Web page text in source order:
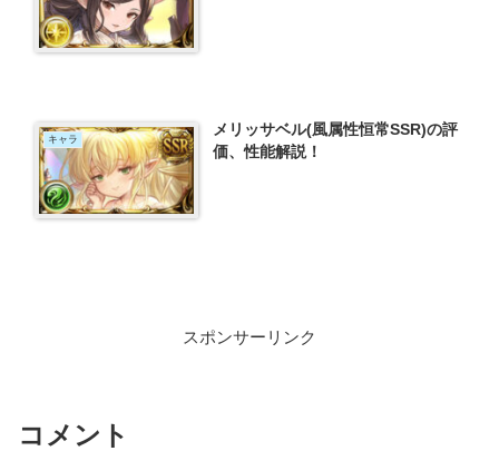
キャラ
メリッサベル(風属性恒常SSR)の評
価、性能解説！
スポンサーリンク
コメント